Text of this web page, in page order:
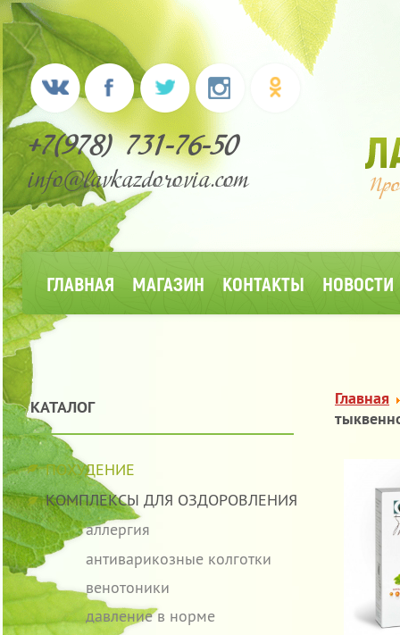
+7(978) 731-76-50
info@lavkazdorovia.com
ГЛАВНАЯ МАГАЗИН КОНТАКТЫ НОВОСТИ
КАТАЛОГ
ПОХУДЕНИЕ
КОМПЛЕКСЫ ДЛЯ ОЗДОРОВЛЕНИЯ
аллергия
антиварикозные колготки
венотоники
давление в норме
Главная